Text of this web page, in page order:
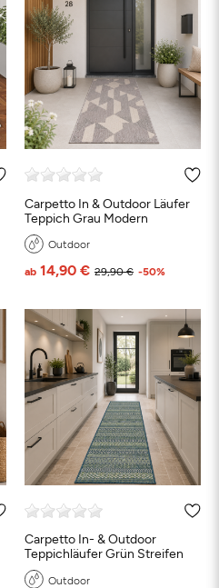
Carpetto In & Outdoor Läufer
Teppich Grau Modern
Outdoor
29,90 €
ab 14,90 € -50%
Carpetto In- & Outdoor
Teppichläufer Grün Streifen
Outdoor